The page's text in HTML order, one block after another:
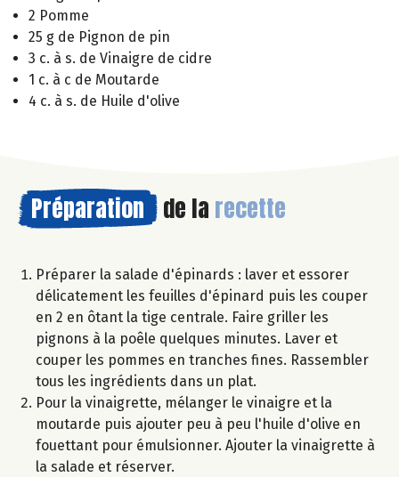
2 Pomme
25 g de Pignon de pin
3 c. à s. de Vinaigre de cidre
1 c. à c de Moutarde
4 c. à s. de Huile d'olive
Préparation de la recette
Préparer la salade d'épinards : laver et essorer
délicatement les feuilles d'épinard puis les couper
en 2 en ôtant la tige centrale. Faire griller les
pignons à la poêle quelques minutes. Laver et
couper les pommes en tranches fines. Rassembler
tous les ingrédients dans un plat.
Pour la vinaigrette, mélanger le vinaigre et la
moutarde puis ajouter peu à peu l'huile d'olive en
fouettant pour émulsionner. Ajouter la vinaigrette à
la salade et réserver.